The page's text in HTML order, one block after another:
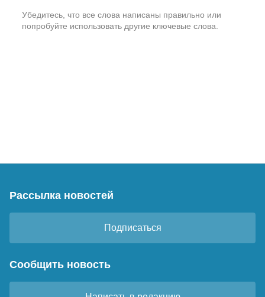
Убедитесь, что все слова написаны правильно или
попробуйте использовать другие ключевые слова.
Рассылка новостей
Подписаться
Сообщить новость